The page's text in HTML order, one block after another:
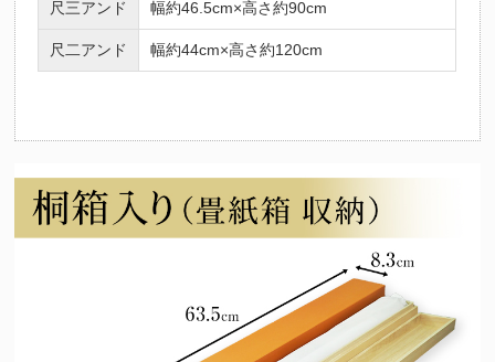
尺三アンド 幅約46.5cm×高さ約90cm
尺二アンド 幅約44cm×高さ約120cm